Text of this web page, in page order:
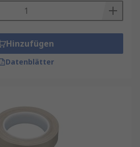
Hinzufügen
Datenblätter